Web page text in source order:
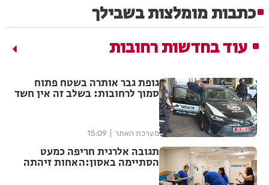
כתבות מומלצות בשבילך
עוד בחדשות רחובות
גופת גבר אותרה בשטח פתוח
סמוך לרחובות: בשלב זה אין חשד
מערכת האתר 15:09
תגובה אלרגית חריפה כמעט
הסתיימה באסון:האחות זיהתה